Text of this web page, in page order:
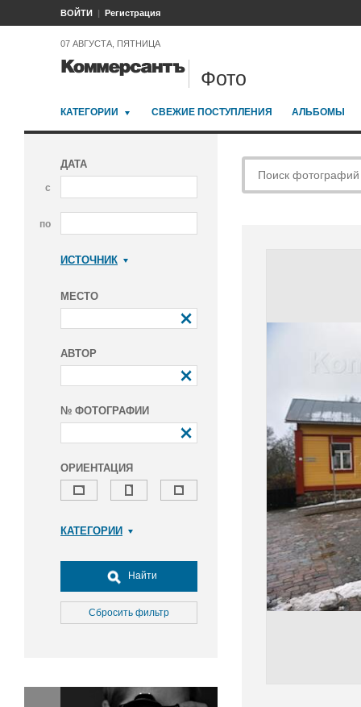
ВОЙТИ Регистрация
07 АВГУСТА, ПЯТНИЦА
Фото
КАТЕГОРИИ СВЕЖИЕ ПОСТУПЛЕНИЯ АЛЬБОМЫ
ДАТА
с
по
ИСТОЧНИК
МЕСТО
АВТОР
№ ФОТОГРАФИИ
ОРИЕНТАЦИЯ
КАТЕГОРИИ
Досуг, туризм и отдых
Культура
Медицина
Окружающая среда
Найти
Сбросить фильтр